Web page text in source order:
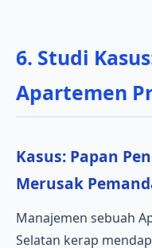
6. Studi
Apartemen
Kasus: Papan
Merusak
Manajemen sebuah
Selatan kerap